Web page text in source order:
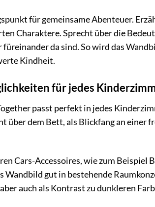
für gemeinsame Abenteuer.
Charaktere. Sprecht über die
füreinander da sind. So wird das
Kindheit.
für jedes
passt perfekt in jedes
über dem Bett, als Blickfang an einer
Cars-Accessoires, wie zum Beispiel
Wandbild gut in bestehende
auch als Kontrast zu dunkleren